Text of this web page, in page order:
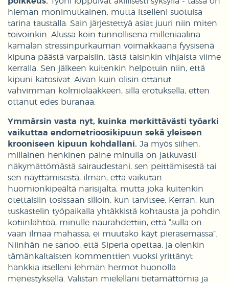
hieman monimutkainen, mutta itselleni suotuisa
tarina taustalla. Sain järjestettyä asiat juuri niin miten
toivoinkin. Alussa koin tunnollisena milleniaalina
kamalan stressinpurkauman voimakkaana fyysisenä
kipuna päästä varpaisiin, tästä taisinkin vihjaista viime
kerralla. Sen jälkeen kuitenkin helpotuin niin, että
kipuni katosivat. Aivan kuin olisin ottanut
vahvimman kolmiolääkkeen, sillä erotuksella, etten
ottanut edes buranaa.
Ymmärsin vasta nyt, kuinka merkittävästi työarki
vaikuttaa endometrioosikipuun sekä yleiseen
krooniseen kipuun kohdallani. Ja myös siihen,
millainen henkinen paine minulla on jatkuvasti
näkymättömästä sairaudestani, sen peittämisestä tai
sen näyttämisestä, ilman, että vaikutan
huomionkipeältä narisijalta, mutta joka kuitenkin
otettaisiin tosissaan silloin, kun tarvitsee. Kerran, kun
tuskastelin työpaikalla yhtäkkistä kohtausta ja pohdin
kotiinlähtöä, minulle naurahdettiin, että “sulla on
vaan ilmaa mahassa, ei muutako käyt pierasemassa”.
Niinhän ne sanoo, että Siperia opettaa, ja olenkin
tämänkaltaisten kommenttien vuoksi yrittänyt
hankkia itselleni lehmän hermot huonolla
menestyksellä. Valistan mielelläni tietämättömiä ja